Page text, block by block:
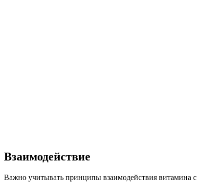
Взаимодействие
Важно учитывать принципы взаимодействия витамина с